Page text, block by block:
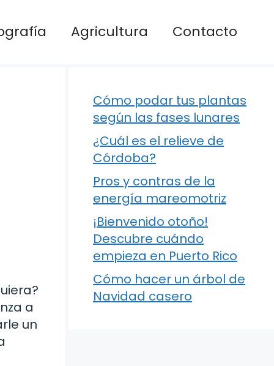
Agricultura Contacto
a
un
Cómo podar tus plantas
según las fases lunares
¿Cuál es el relieve de
Córdoba?
Pros y contras de la
energía mareomotriz
¡Bienvenido otoño!
Descubre cuándo
empieza en Puerto Rico
Cómo hacer un árbol de
Navidad casero